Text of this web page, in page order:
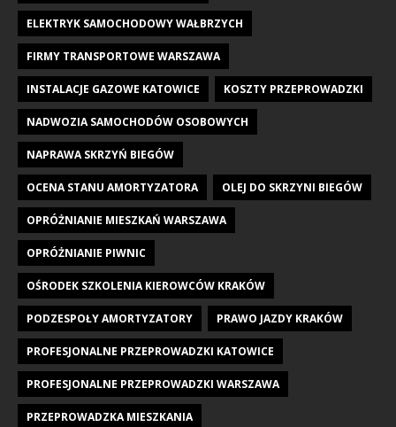
ELEKTRYK SAMOCHODOWY WAŁBRZYCH
FIRMY TRANSPORTOWE WARSZAWA
INSTALACJE GAZOWE KATOWICE KOSZTY PRZEPROWADZKI
NADWOZIA SAMOCHODÓW OSOBOWYCH
NAPRAWA SKRZYŃ BIEGÓW
OCENA STANU AMORTYZATORA OLEJ DO SKRZYNI BIEGÓW
OPRÓŻNIANIE MIESZKAŃ WARSZAWA
OPRÓŻNIANIE PIWNIC
OŚRODEK SZKOLENIA KIEROWCÓW KRAKÓW
PODZESPOŁY AMORTYZATORY PRAWO JAZDY KRAKÓW
PROFESJONALNE PRZEPROWADZKI KATOWICE
PROFESJONALNE PRZEPROWADZKI WARSZAWA
PRZEPROWADZKA MIESZKANIA